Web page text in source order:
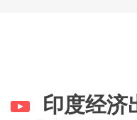
印度经济